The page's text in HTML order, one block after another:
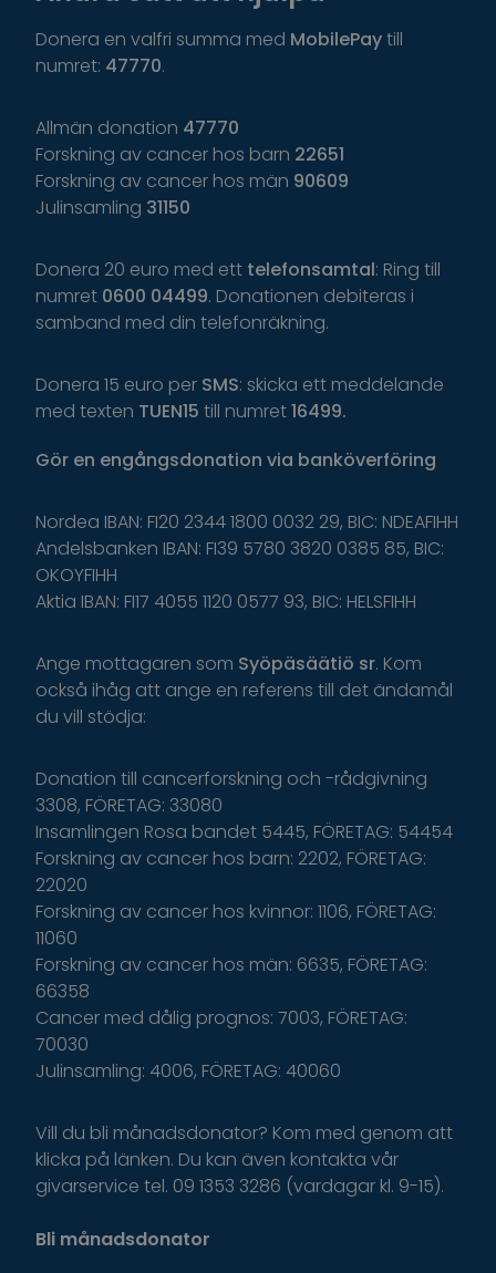
Donera en valfri summa med MobilePaytill
numret: 47770.
Allmän donation 47770
Forskning av cancer hos barn 22651
Forskning av cancer hos män 90609
Julinsamling 31150
Donera 20 euro med ett telefonsamtal: Ring till
numret 0600 04499. Donationen debiteras i
samband med din telefonräkning.
Donera 15 euro per SMS: skicka ett meddelande
med texten TUEN15 till numret16499.
Gör en engångsdonation via banköverföring
Nordea IBAN: FI20 2344 1800 0032 29, BIC: NDEAFIHH
Andelsbanken IBAN: FI39 5780 3820 0385 85, BIC:
OKOYFIHH
Aktia IBAN: FI17 4055 1120 0577 93, BIC: HELSFIHH
Ange mottagaren som Syöpäsäätiö sr. Kom
också ihåg att ange en referens till det ändamål
du vill stödja:
Donation till cancerforskning och -rådgivning
3308, FÖRETAG: 33080
Insamlingen Rosa bandet 5445, FÖRETAG: 54454
Forskning av cancer hos barn: 2202, FÖRETAG:
22020
Forskning av cancer hos kvinnor: 1106, FÖRETAG:
11060
Forskning av cancer hos män: 6635, FÖRETAG:
66358
Cancer med dålig prognos: 7003, FÖRETAG:
70030
Julinsamling: 4006, FÖRETAG: 40060
Vill du bli månadsdonator? Kom med genom att
klicka på länken. Du kan även kontakta vår
givarservice tel. 09 1353 3286 (vardagar kl. 9-15).
Bli månadsdonator